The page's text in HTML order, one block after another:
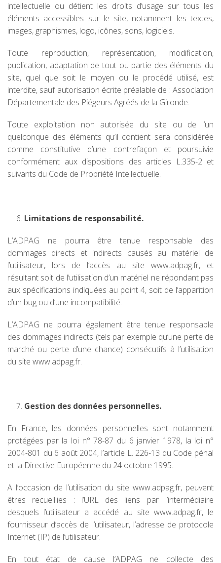
intellectuelle ou détient les droits d’usage sur tous les
éléments accessibles sur le site, notamment les textes,
images, graphismes, logo, icônes, sons, logiciels.
Toute reproduction, représentation, modification,
publication, adaptation de tout ou partie des éléments du
site, quel que soit le moyen ou le procédé utilisé, est
interdite, sauf autorisation écrite préalable de : Association
Départementale des Piégeurs Agréés de la Gironde.
Toute exploitation non autorisée du site ou de l’un
quelconque des éléments qu’il contient sera considérée
comme constitutive d’une contrefaçon et poursuivie
conformément aux dispositions des articles L.335-2 et
suivants du Code de Propriété Intellectuelle.
Limitations de responsabilité.
L’ADPAG ne pourra être tenue responsable des
dommages directs et indirects causés au matériel de
l’utilisateur, lors de l’accès au site www.adpag.fr, et
résultant soit de l’utilisation d’un matériel ne répondant pas
aux spécifications indiquées au point 4, soit de l’apparition
d’un bug ou d’une incompatibilité.
L’ADPAG ne pourra également être tenue responsable
des dommages indirects (tels par exemple qu’une perte de
marché ou perte d’une chance) consécutifs à l’utilisation
du site www.adpag.fr.
Gestion des données personnelles.
En France, les données personnelles sont notamment
protégées par la loi n° 78-87 du 6 janvier 1978, la loi n°
2004-801 du 6 août 2004, l’article L. 226-13 du Code pénal
et la Directive Européenne du 24 octobre 1995.
A l’occasion de l’utilisation du site www.adpag.fr, peuvent
êtres recueillies : l’URL des liens par l’intermédiaire
desquels l’utilisateur a accédé au site www.adpag.fr, le
fournisseur d’accès de l’utilisateur, l’adresse de protocole
Internet (IP) de l’utilisateur.
En tout état de cause l’ADPAG ne collecte des